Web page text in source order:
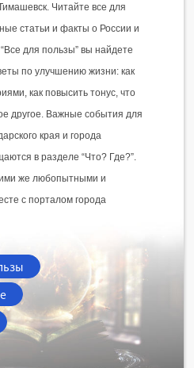
Читайте все для
статьи и факты о России и
для пользы” вы найдете
по улучшению жизни: как
как повысить тонус, что
другое. Важные события для
края и города
в разделе “Что? Где?”.
же любопытными и
с порталом города